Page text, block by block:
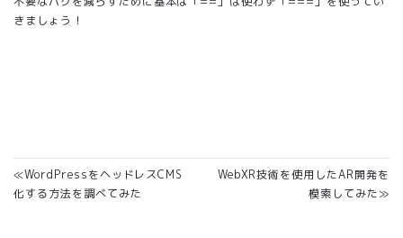
きましょう！
≪WordPressをヘッドレスCMS
化する方法を調べてみた
WebXR技術を使用したAR開発を
模索してみた≫